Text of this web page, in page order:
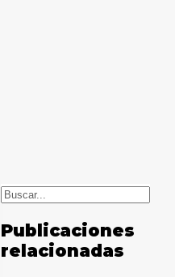
Buscar
Publicaciones
relacionadas